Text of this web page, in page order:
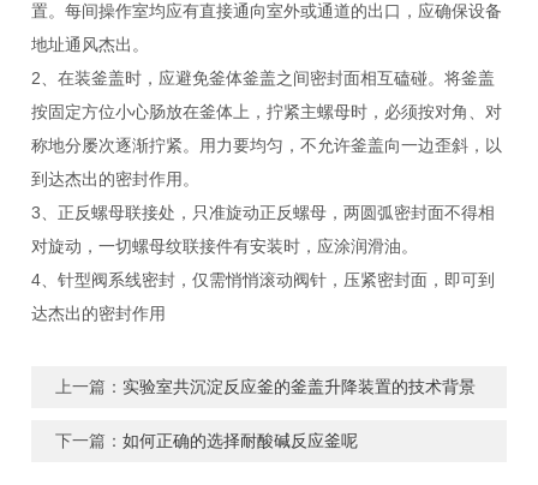
置。每间操作室均应有直接通向室外或通道的出口，应确保设备
地址通风杰出。
2、在装釜盖时，应避免釜体釜盖之间密封面相互磕碰。将釜盖
按固定方位小心肠放在釜体上，拧紧主螺母时，必须按对角、对
称地分屡次逐渐拧紧。用力要均匀，不允许釜盖向一边歪斜，以
到达杰出的密封作用。
3、正反螺母联接处，只准旋动正反螺母，两圆弧密封面不得相
对旋动，一切螺母纹联接件有安装时，应涂润滑油。
4、针型阀系线密封，仅需悄悄滚动阀针，压紧密封面，即可到
达杰出的密封作用
上一篇： 实验室共沉淀反应釜的釜盖升降装置的技术背景
下一篇：如何正确的选择耐酸碱反应釜呢